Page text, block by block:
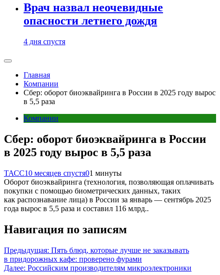
Врач назвал неочевидные
опасности летнего дождя
4 дня спустя
Главная
Компании
Сбер: оборот биоэквайринга в России в 2025 году вырос
в 5,5 раза
Компании
Сбер: оборот биоэквайринга в России
в 2025 году вырос в 5,5 раза
ТАСС10 месяцев спустя01 минуты
Оборот биоэквайринга (технология, позволяющая оплачивать
покупки с помощью биометрических данных, таких
как распознавание лица) в России за январь — сентябрь 2025
года вырос в 5,5 раза и составил 116 млрд..
Навигация по записям
Предыдущая: Пять блюд, которые лучше не заказывать
в придорожных кафе: проверено фурами
Далее: Российским производителям микроэлектроники